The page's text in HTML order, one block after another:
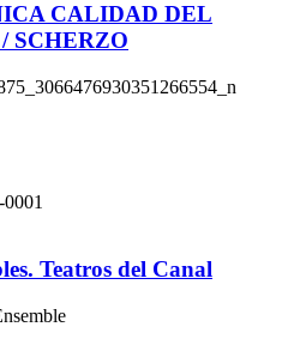
CALIDAD DEL
SCHERZO
Teatros del Canal